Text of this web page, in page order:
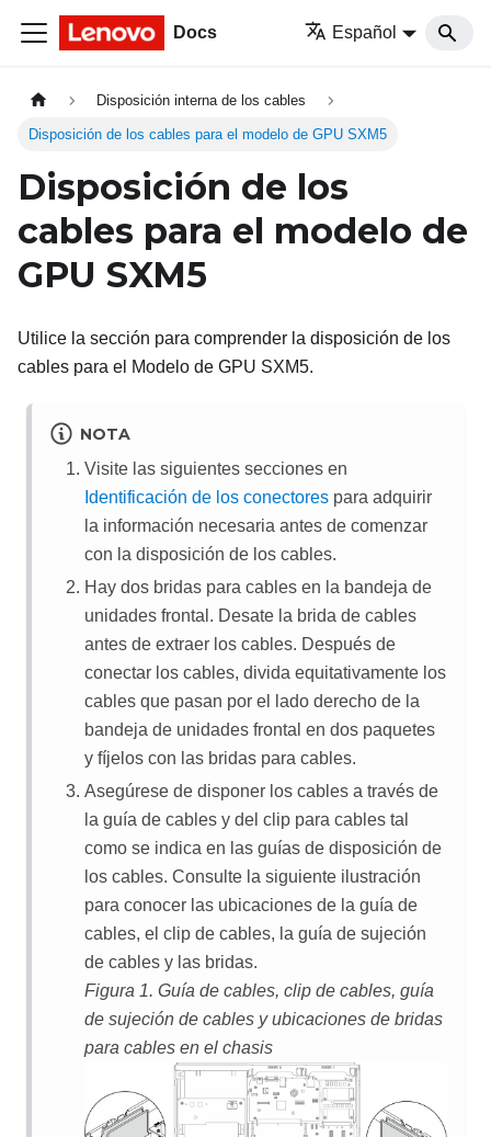
Docs Español
Disposición interna de los cables
Disposición de los cables para el modelo de GPU SXM5
Disposición de los
cables para el modelo de
GPU SXM5
Utilice la sección para comprender la disposición de los
cables para el Modelo de GPU SXM5.
NOTA
Visite las siguientes secciones en
Identificación de los conectores para adquirir
la información necesaria antes de comenzar
con la disposición de los cables.
Hay dos bridas para cables en la bandeja de
unidades frontal. Desate la brida de cables
antes de extraer los cables. Después de
conectar los cables, divida equitativamente los
cables que pasan por el lado derecho de la
bandeja de unidades frontal en dos paquetes
y fíjelos con las bridas para cables.
Asegúrese de disponer los cables a través de
la guía de cables y del clip para cables tal
como se indica en las guías de disposición de
los cables. Consulte la siguiente ilustración
para conocer las ubicaciones de la guía de
cables, el clip de cables, la guía de sujeción
de cables y las bridas.
Figura 1. Guía de cables, clip de cables, guía
de sujeción de cables y ubicaciones de bridas
para cables en el chasis